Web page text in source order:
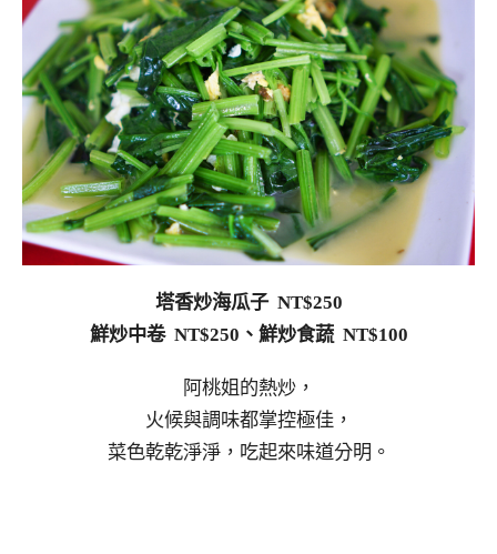
塔香炒海瓜子 NT$250
鮮炒中卷 NT$250、鮮炒食蔬 NT$100
阿桃姐的熱炒，
火候與調味都掌控極佳，
菜色乾乾淨淨，吃起來味道分明。